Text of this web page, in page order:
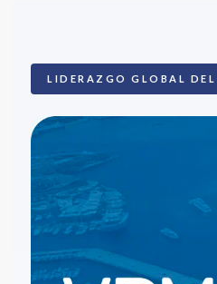
LIDERAZGO GLOBAL DEL